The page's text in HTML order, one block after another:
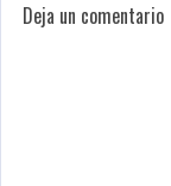
Deja un comentario